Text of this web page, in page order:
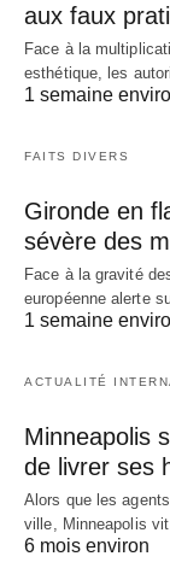
aux faux
Face à la
esthétique, les
1 semaine
FAITS DIVERS
Gironde en
sévère des
Face à la gravité
européenne alerte
1 semaine
ACTUALITÉ
Minneapolis
de livrer ses
Alors que les
ville, Minneapolis
6 mois environ